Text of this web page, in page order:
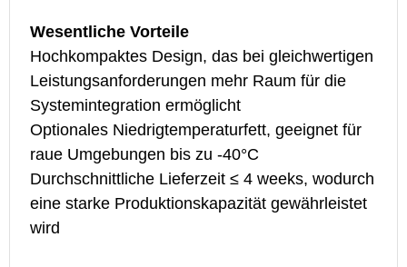
Wesentliche Vorteile
Hochkompaktes Design, das bei gleichwertigen
Leistungsanforderungen mehr Raum für die
Systemintegration ermöglicht
Optionales Niedrigtemperaturfett, geeignet für
raue Umgebungen bis zu -40°C
Durchschnittliche Lieferzeit ≤ 4 weeks, wodurch
eine starke Produktionskapazität gewährleistet
wird
Kaskadierung von Modulen.
Wesentliche Vorteile
Deutlicher Kostenvorteil
Unterstützt Montagekonfigurationen vorne, seitlich
und hinten und bietet hohe strukturelle Flexibilität
Das Kabelbaumdesign erleichtert die einfache
Systemintegration
Wesentliche Vorteile
Erfüllt höhere Sicherheitsstandards
Hervorragende Leistung und zuverlässige Qualität
der Kern-Getriebekomponenten
Anwendungen
Ideal für Projekte mit klaren
Sicherheitsanforderungen oder bei denen die
Zuverlässigkeit des Getriebes oberste Priorität